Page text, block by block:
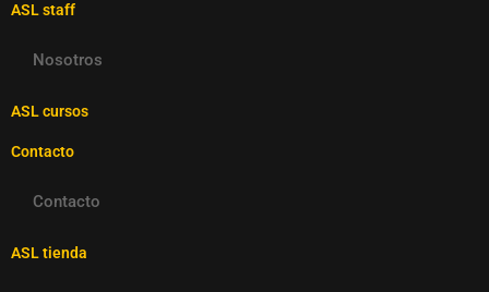
ASL staff
Nosotros
ASL cursos
Contacto
Contacto
ASL tienda